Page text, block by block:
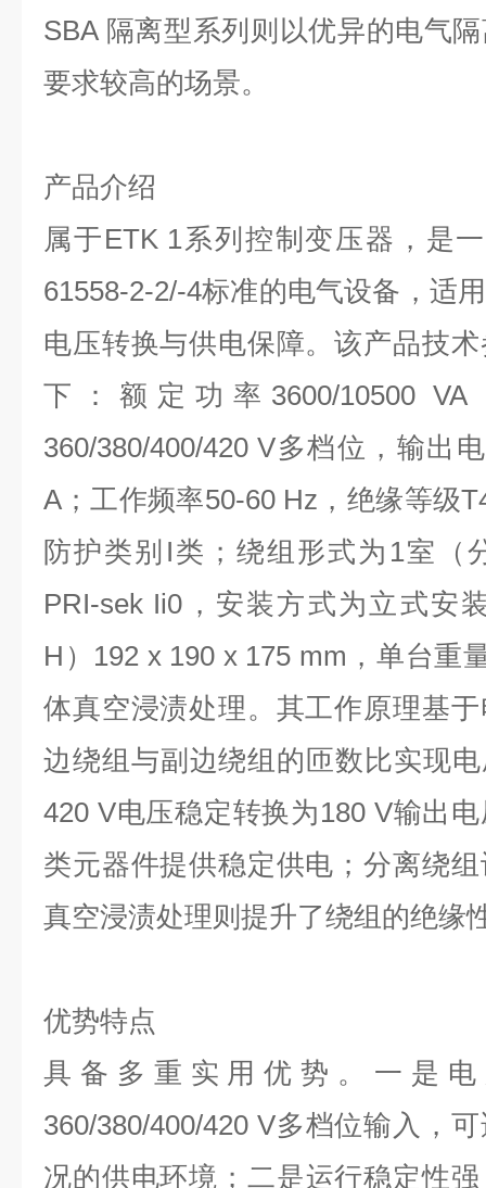
SBA 隔离型系列则以优异的电气
要求较高的场景。
产品介绍
属于ETK 1系列控制变压器，是
61558-2-2/-4标准的电气设备，适
电压转换与供电保障。该产品技
下：额定功率 3600/10500 VA
360/380/400/420 V多档位，输出
A ；工作频率50-60 Hz ，绝缘等级
防护类别 I类；绕组形式为 1室（
PRI-sek Ii0 ，安装方式为立式安
H ） 192 x 190 x 175 mm ，单台重
体真空浸渍处理。其工作原理基
边绕组与副边绕组的匝数比实现
420 V电压稳定转换为180 V输出
类元器件提供稳定供电；分离绕
真空浸渍处理则提升了绕组的绝缘
优势特点
具备多重实用优势。一是
360/380/400/420 V多档位输入，
况的供电环境；二是运行稳定性